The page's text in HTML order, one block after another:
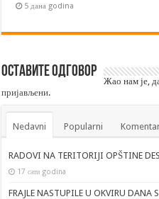
5 дана godina
Оставите одговор
Жао нам је,
пријављени.
Nedavni Popularni
RADOVI NA TERITORIJI OPŠTINE
17 сати godina
FRAJLE NASTUPILE U OKVIRU DANA